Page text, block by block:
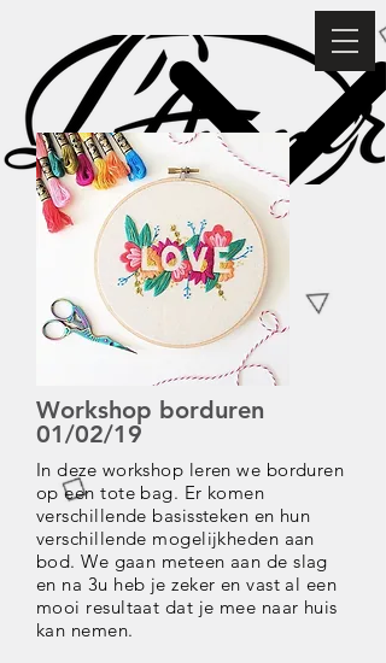
Workshop borduren
01/02/19
In deze workshop leren we borduren
op een tote bag. Er komen
verschillende basissteken en hun
verschillende mogelijkheden aan
bod. We gaan meteen aan de slag
en na 3u heb je zeker en vast al een
mooi resultaat dat je mee naar huis
kan nemen.